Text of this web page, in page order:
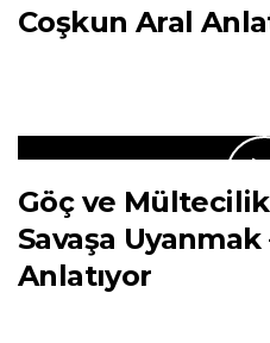
Coşkun Aral
Göç ve
Savaşa
Anlatıyor